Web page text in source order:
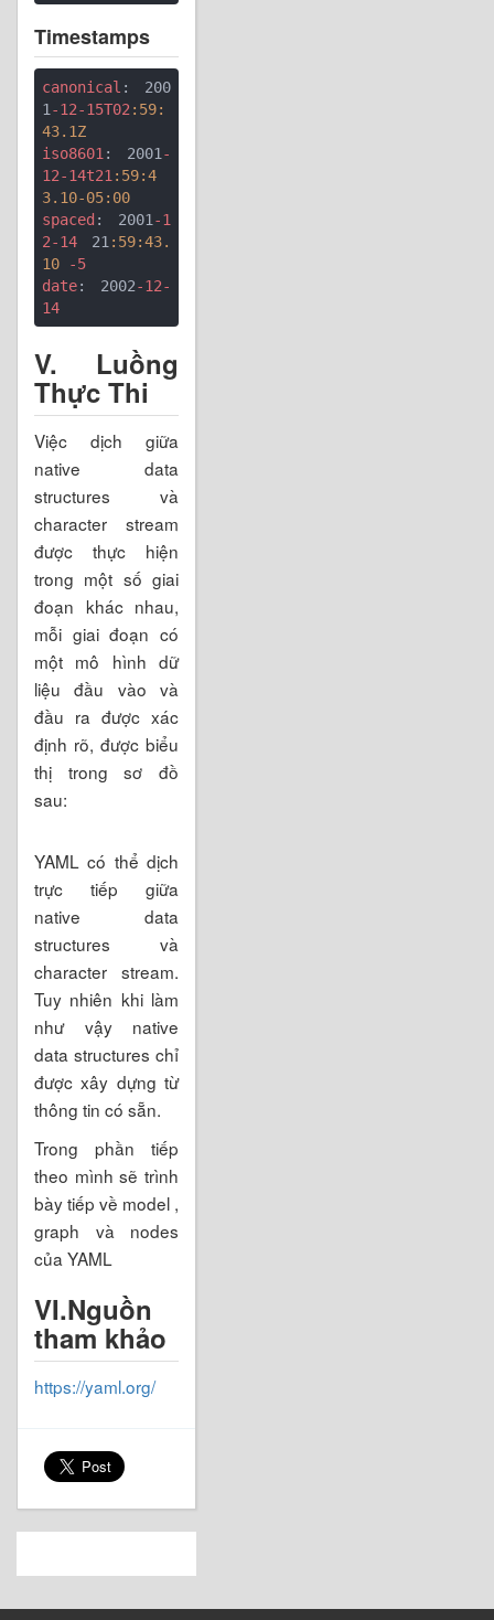
Timestamps
canonical : 200
1 -12-15T02 :59:
43.1Z
iso8601 : 2001 -
12-14t21 :59:4
3.10-05:00
spaced : 2001 -1
2-14 21 :59:43.
10
-5
date: 2002-12-
14
V. Luồng
Thực Thi
Việc dịch giữa
native data
structures và
character stream
được thực hiện
trong một số giai
đoạn khác nhau,
mỗi giai đoạn có
một mô hình dữ
liệu đầu vào và
đầu ra được xác
định rõ, được biểu
thị trong sơ đồ
sau:
YAML có thể dịch
trực tiếp giữa
native data
structures và
character stream.
Tuy nhiên khi làm
như vậy native
data structures chỉ
được xây dựng từ
thông tin có sẵn.
Trong phần tiếp
theo mình sẽ trình
bày tiếp về model ,
graph và nodes
của YAML
VI.Nguồn
tham khảo
https://yaml.org/